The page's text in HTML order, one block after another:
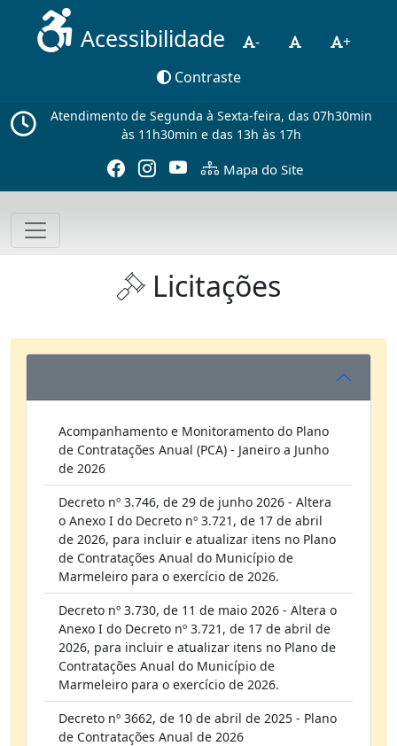
Acessibilidade -
+
Contraste
Atendimento de Segunda à Sexta-feira, das 07h30min
às 11h30min e das 13h às 17h
Mapa do Site
Licitações
Acompanhamento e Monitoramento do Plano
de Contratações Anual (PCA) - Janeiro a Junho
de 2026
Decreto nº 3.746, de 29 de junho 2026 - Altera
o Anexo I do Decreto nº 3.721, de 17 de abril
de 2026, para incluir e atualizar itens no Plano
de Contratações Anual do Município de
Marmeleiro para o exercício de 2026.
Decreto nº 3.730, de 11 de maio 2026 - Altera o
Anexo I do Decreto nº 3.721, de 17 de abril de
2026, para incluir e atualizar itens no Plano de
Contratações Anual do Município de
Marmeleiro para o exercício de 2026.
Decreto nº 3662, de 10 de abril de 2025 - Plano
de Contratações Anual de 2026